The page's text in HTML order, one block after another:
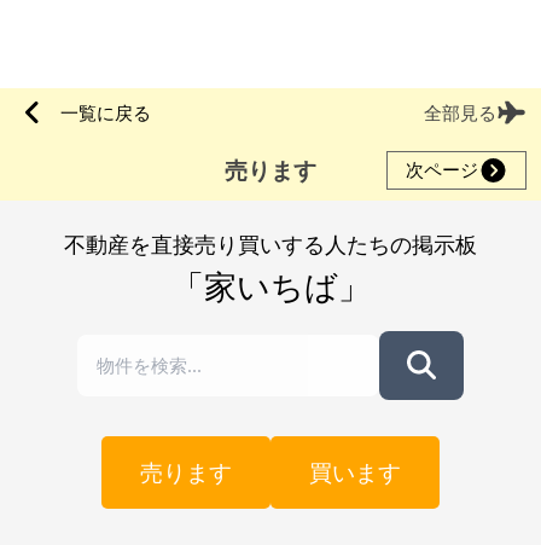
一覧に戻る 全部見る
売ります 次ページ
不動産を直接売り買いする人たちの掲示板
「家いちば」
売ります 買います